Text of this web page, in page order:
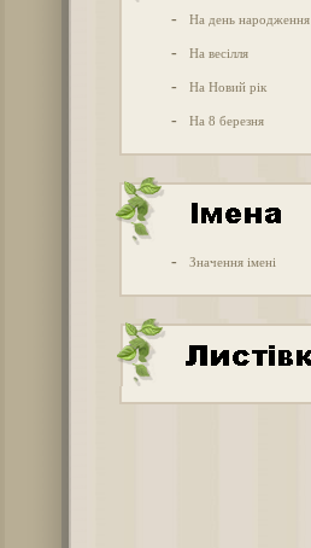
- На день народження
- На весілля
- На Новий рік
- На 8 березня
- Значення імені